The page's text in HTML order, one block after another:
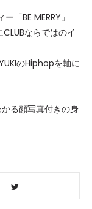
「BE MERRY」
ならではのイ
のHiphopを軸に
る顔写真付きの身